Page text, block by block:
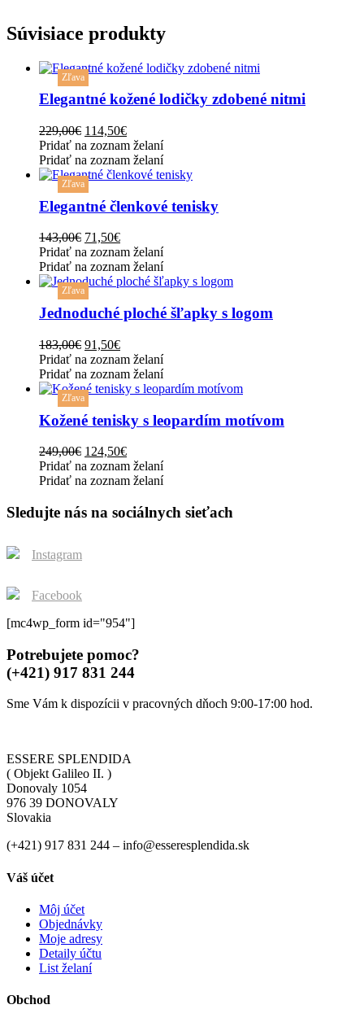
Súvisiace produkty
This
product
has
multiple
variants.
The
options
may
be
chosen
on
product
page
Elegantné kožené lodičky zdobené nitmi
229,00€ Original
price
was:
229,00€.
114,50€Current
price
is:
114,50€.
Zľava
Pridať na zoznam želaní
Pridať na zoznam želaní
This
product
has
multiple
variants.
The
options
may
be
chosen
on
product
page
Elegantné členkové tenisky
143,00€ Original
price
was:
143,00€.
71,50€Current
price
is:
71,50€.
Zľava
Pridať na zoznam želaní
Pridať na zoznam želaní
This
product
has
multiple
variants.
The
options
may
be
chosen
on
product
page
Jednoduché ploché šľapky s logom
183,00€ Original
price
was:
183,00€.
91,50€Current
price
is:
91,50€.
Zľava
Pridať na zoznam želaní
Pridať na zoznam želaní
This
product
has
multiple
variants.
The
options
be
chosen
the
product
Kožené tenisky s leopardím motívom
249,00€ Original
price
was:
124,50€Current
price
is:
Zľava
Pridať na zoznam želaní
Pridať na zoznam želaní
Sledujte nás na sociálnych sieťach
Instagram
Facebook
[mc4wp_form id="954"]
Potrebujete pomoc?
(+421) 917 831 244
Sme Vám k dispozícii v pracovných dňoch 9:00-17:00 hod.
ESSERE SPLENDIDA
( Objekt Galileo II. )
Donovaly 1054
976 39 DONOVALY
Slovakia
(+421) 917 831 244 – info@esseresplendida.sk
Váš účet
Môj účet
Objednávky
Moje adresy
Detaily účtu
List želaní
Obchod